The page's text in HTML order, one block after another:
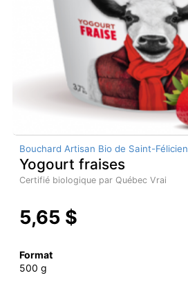
Bouchard Artisan Bio de Saint-Félicien
Yogourt fraises
Certifié biologique par Québec Vrai
5,65 $
Format
500 g